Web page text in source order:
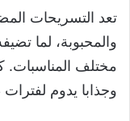
تعد التسريحات
والمحبوبة، لما
مختلف المناسبات.
وجذابا يدوم